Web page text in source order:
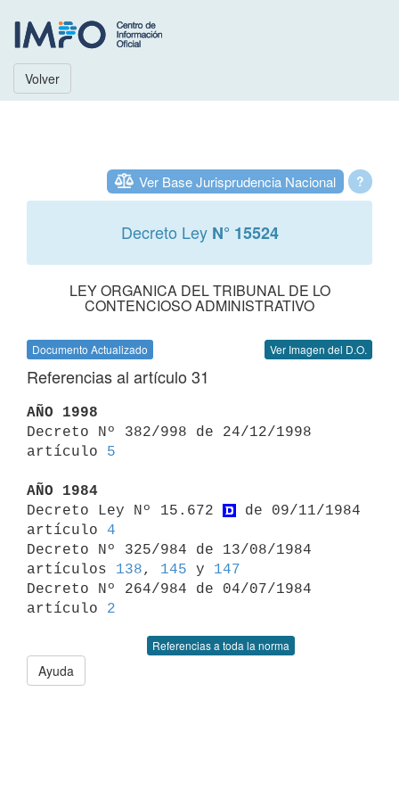
Volver
?
Ver Base Jurisprudencia Nacional
Decreto Ley N° 15524
LEY ORGANICA DEL TRIBUNAL DE LO
CONTENCIOSO ADMINISTRATIVO
Documento Actualizado Ver Imagen del D.O.
Referencias al artículo 31
AÑO 1998
Decreto Nº 382/998 de 24/12/1998
artículo 5
AÑO 1984
Decreto Ley Nº 15.672
de 09/11/1984
artículo 4
Decreto Nº 325/984 de 13/08/1984
artículos 138, 145 y 147
Decreto Nº 264/984 de 04/07/1984
artículo 2
Referencias a toda la norma
Ayuda